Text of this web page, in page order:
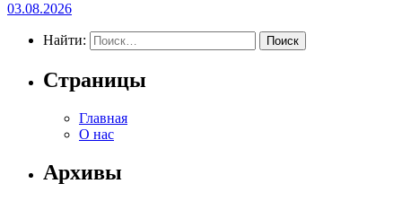
03.08.2026
Найти:
Страницы
Главная
О нас
Архивы